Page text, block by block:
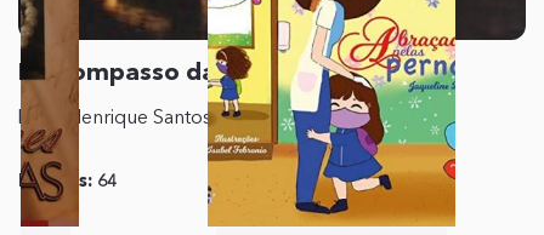
No compasso da loucura
Klaus Henrique Santos
Páginas: 64 Editora:Carlini &
Caniato